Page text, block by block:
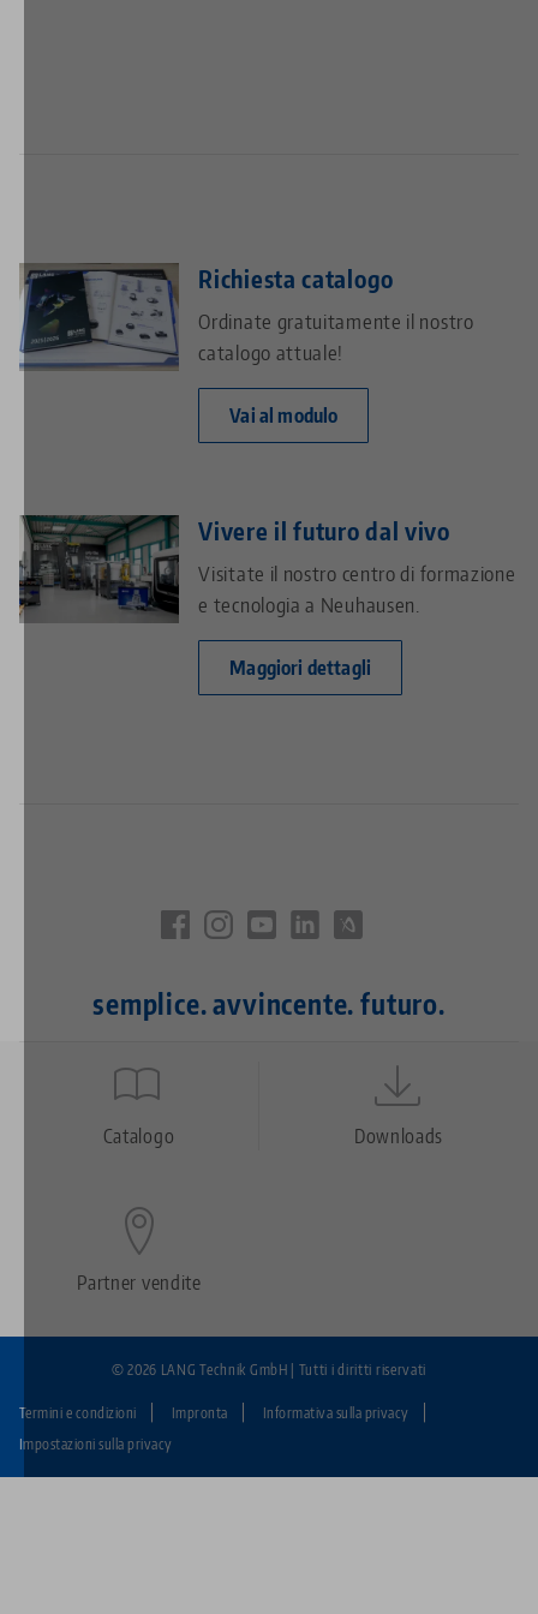
Richiesta catalogo
Ordinate gratuitamente il nostro
catalogo attuale!
Vai al modulo
Vivere il futuro dal vivo
Visitate il nostro centro di formazione
e tecnologia a Neuhausen.
Maggiori dettagli
semplice. avvincente. futuro.
Quicklinks
FooterCatalogo Downloads
Partner vendite
Fußzeile:
LANG
Termini e condizioni Impronta
Informativa sulla privacy
Impostazioni sulla privacy
© 2026 LANG Technik GmbH | Tutti i diritti riservati